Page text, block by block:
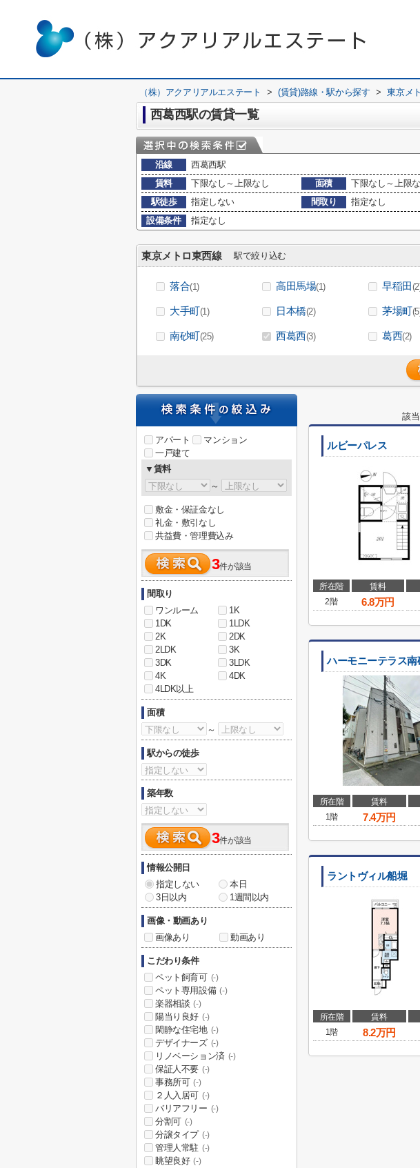
（株）アクアリアルエステート > (賃貸)路線・駅から探す > 東京メ
西葛西駅の賃貸一覧
沿線
西葛西駅
賃料
下限なし～上限なし 面積 下限なし～上限
駅徒歩
指定しない 間取り
指定なし
設備条件
指定なし
東京メトロ東西線 駅で絞り込む
落合(1) 高田馬場(1) 早稲田
大手町(1) 日本橋(2) 茅場町
南砂町(25) 西葛西(3) 葛西(2)
該
ルビーパレス
所在階 賃料
2階
6.8万円
ハーモニーテラス南
所在階 賃料
1階
7.4万円
ラントヴィル船堀
所在階 賃料
1階
8.2万円
アパート
マンション
一戸建て
▼賃料
～
敷金・保証金なし
礼金・敷引なし
共益費・管理費込み
3件が該当
間取り
ワンルーム
1K
1DK
1LDK
2K
2DK
2LDK
3K
3DK
3LDK
4K
4DK
4LDK以上
面積
～
駅からの徒歩
築年数
3件が該当
情報公開日
指定しない
本日
3日以内
1週間以内
画像・動画あり
画像あり
動画あり
こだわり条件
ペット飼育可 (-)
ペット専用設備 (-)
楽器相談 (-)
陽当り良好 (-)
閑静な住宅地 (-)
デザイナーズ (-)
リノベーション済 (-)
保証人不要 (-)
事務所可 (-)
２人入居可 (-)
バリアフリー (-)
分割可 (-)
分譲タイプ (-)
管理人常駐 (-)
眺望良好 (-)